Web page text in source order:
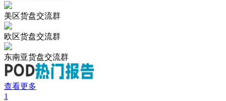
美区货盘交流群
欧区货盘交流群
东南亚货盘交流群
查看更多
1